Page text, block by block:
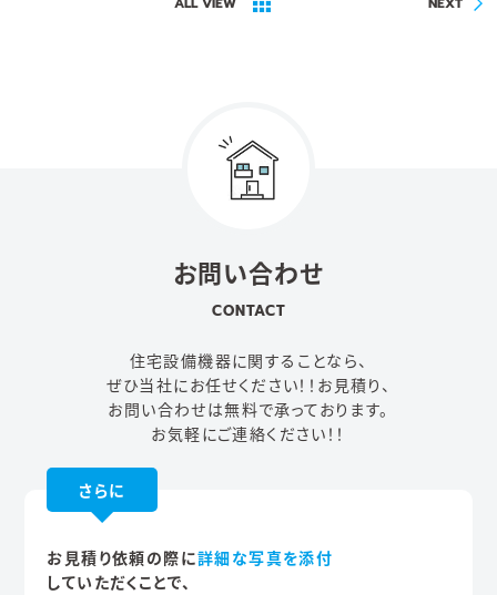
お問い合わせ
CONTACT
住宅設備機器に関することなら、
ぜひ当社にお任せください！！ お見積り、
お問い合わせは無料で承っております。
お気軽にご連絡ください！！
さらに
お見積り依頼の際に詳細な写真を添付
していただくことで、